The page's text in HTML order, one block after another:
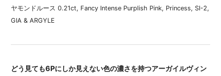
ヤモンドルース0.21ct, Fancy Intense Purplish Pink, Princess, SI-2,
GIA & ARGYLE
どう見ても6Pにしか見えない色の濃さを持つアーガイルヴィン